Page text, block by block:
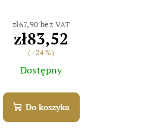
zł67,90 bez VAT
zł83,52
(–24 %)
Dostępny
Do koszyka